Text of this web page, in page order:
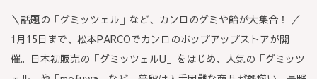
＼話題の「グミッツェル」など、カンロのグミや飴が大集合！ ／
1月15日まで、松本PARCOでカンロのポップアップストアが開
催。日本初販売の「グミッツェルU」をはじめ、人気の「グミッツ